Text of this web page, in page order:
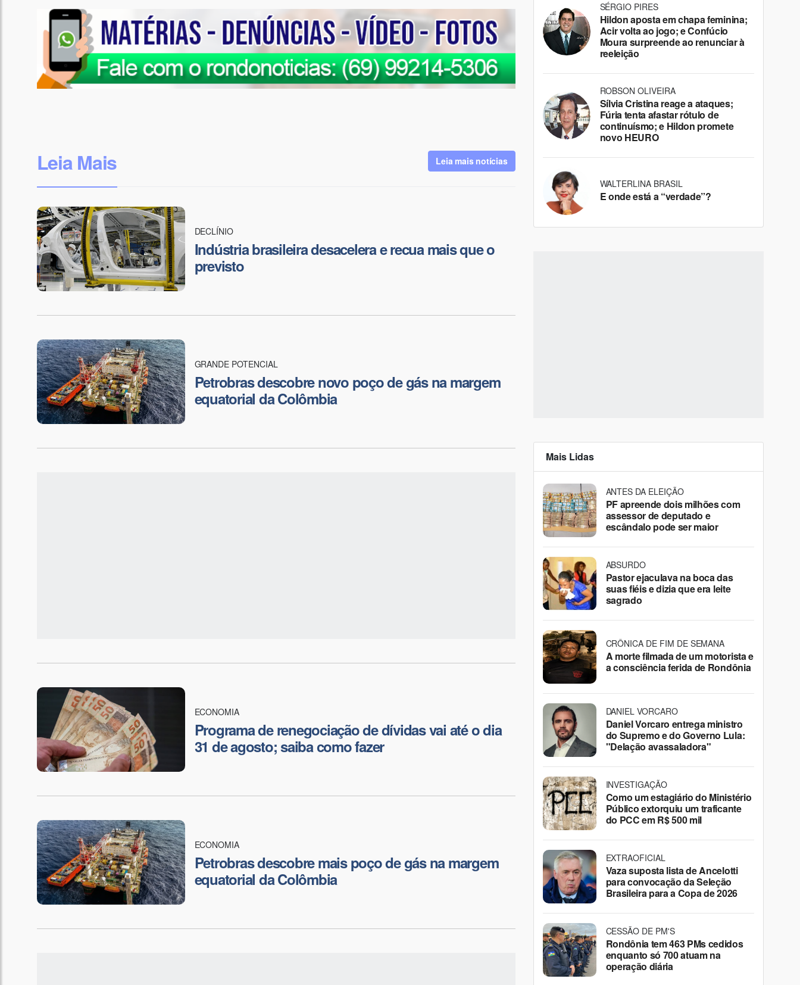
Leia Mais Leia mais notícias
DECLÍNIO
Indústria brasileira desacelera e recua mais que o
previsto
GRANDE POTENCIAL
Petrobras descobre novo poço de gás na margem
equatorial da Colômbia
ECONOMIA
Programa de renegociação de dívidas vai até o dia
31 de agosto; saiba como fazer
ECONOMIA
Petrobras descobre mais poço de gás na margem
equatorial da Colômbia
SÉRGIO PIRES
Hildon aposta em chapa feminina;
Acir volta ao jogo; e Confúcio
Moura surpreende ao renunciar à
reeleição
ROBSON OLIVEIRA
Sílvia Cristina reage a ataques;
Fúria tenta afastar rótulo de
continuísmo; e Hildon promete
novo HEURO
WALTERLINA BRASIL
E onde está a “verdade”?
Mais Lidas
ANTES DA ELEIÇÃO
PF apreende dois milhões com
assessor de deputado e
escândalo pode ser maior
ABSURDO
Pastor ejaculava na boca das
suas fiéis e dizia que era leite
sagrado
CRÔNICA DE FIM DE SEMANA
A morte filmada de um motorista e
a consciência ferida de Rondônia
DANIEL VORCARO
Daniel Vorcaro entrega ministro
do Supremo e do Governo Lula:
"Delação avassaladora"
INVESTIGAÇÃO
Como um estagiário do Ministério
Público extorquiu um traficante
do PCC em R$ 500 mil
EXTRAOFICIAL
Vaza suposta lista de Ancelotti
para convocação da Seleção
Brasileira para a Copa de 2026
CESSÃO DE PM'S
Rondônia tem 463 PMs cedidos
enquanto só 700 atuam na
operação diária